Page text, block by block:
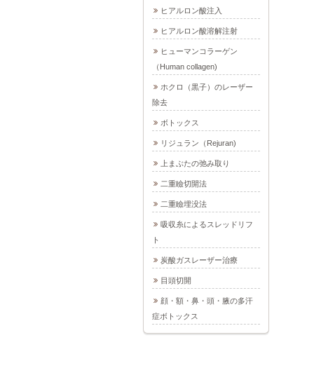
ヒアルロン酸注入
ヒアルロン酸溶解注射
ヒューマンコラーゲン
（Human collagen)
ホクロ（黒子）のレーザー
除去
ボトックス
リジュラン（Rejuran)
上まぶたの弛み取り
二重瞼切開法
二重瞼埋没法
吸収糸によるスレッドリフ
ト
炭酸ガスレーザー治療
目頭切開
顔・額・鼻・頭・腋の多汗
症ボトックス